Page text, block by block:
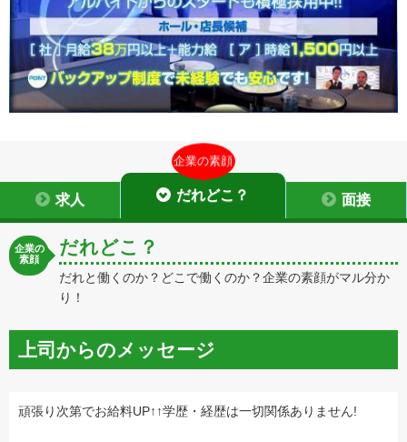
求人
企業の素顔
だれどこ？ 面接
企業の
素顔
だれどこ？
だれと働くのか？どこで働くのか？企業の素顔がマル分か
り！
上司からのメッセージ
頑張り次第でお給料UP↑↑学歴・経歴は一切関係ありません!